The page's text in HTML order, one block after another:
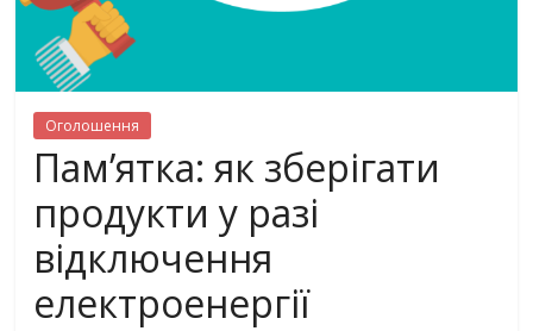
Оголошення
Пам’ятка: як зберігати
продукти у разі
відключення
електроенергії